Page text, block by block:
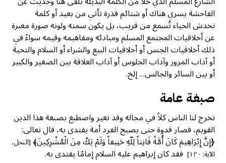
الفاحشة يسري هناك أو شتائم قذرة تأتي من بعيد أو كلمة
تخدش الحياء تُسمع من قريب، بل يكون سمته ولونه صورة معبرة
عن أخلاقيات المجتمع المسلم ومبادئه ومفاهيمه وقيمه سواءً في
ذلك أخلاقيات الجنس أو أخلاقيات البيع والشراء أو السلام والتحية
أو آداب المرور وآداب الجلوس أو آداب العلاقة بين الصغير والكبير
أو بين السائر والجالس… إلخ.
صبغـة عامة
تخرج لنا الناس كلاً في مجاله وقد تغير واصطبغ بصبغة هذا الدين
القويم، فصار قدوة حتى يصبح الفرد أمة يقتدى به، قال تعالى:
﴿إِنَّ إِبْرَاهِيمَ كَانَ أُمَّةً قَانِتاً لِلّهِ حَنِيفاً وَلَمْ يَكُ مِنَ الْمُشْرِكِينَ﴾[النحل،
الآية: ١٢٠]
فقد كان إبراهيم عليه السلام إمامًا يقتدى به.